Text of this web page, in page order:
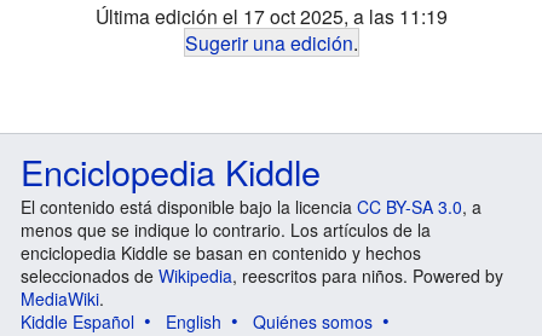
Última edición el 17 oct 2025, a las 11:19
Sugerir una edición.
Enciclopedia Kiddle
El contenido está disponible bajo la licencia CC BY-SA 3.0, a
menos que se indique lo contrario. Los artículos de la
enciclopedia Kiddle se basan en contenido y hechos
seleccionados de Wikipedia, reescritos para niños. Powered by
MediaWiki.
Kiddle Español
English
Quiénes somos